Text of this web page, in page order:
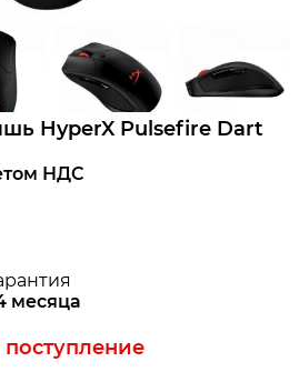
HyperX Pulsefire Dart
НДС
месяца